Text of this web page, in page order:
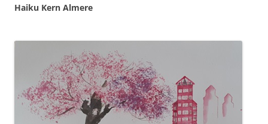
Haiku Kern Almere